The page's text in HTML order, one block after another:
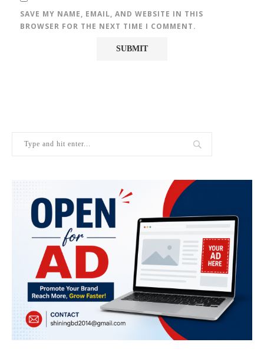
SAVE MY NAME, EMAIL, AND WEBSITE IN THIS
BROWSER FOR THE NEXT TIME I COMMENT.